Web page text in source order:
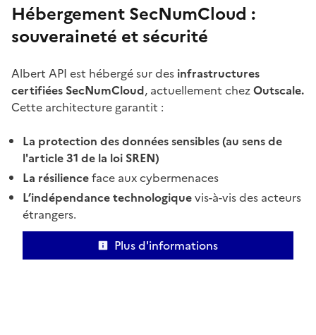
Hébergement SecNumCloud :
souveraineté et sécurité
Albert API est hébergé sur des infrastructures
certifiées SecNumCloud, actuellement chezOutscale.
Cette architecture garantit :
La protection des données sensibles (au sens de
l'article 31 de la loi SREN)
La résilienceface aux cybermenaces
L’indépendance technologiquevis-à-vis des acteurs
étrangers.
Plus d'informations